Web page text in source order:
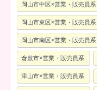
岡山市中区×営業・販売員系
岡山市東区×営業・販売員系
岡山市南区×営業・販売員系
倉敷市×営業・販売員系
津山市×営業・販売員系